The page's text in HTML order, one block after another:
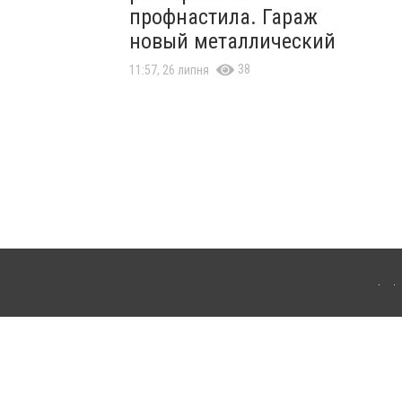
профнастила. Гараж
новый металлический
11:57, 26 липня 38